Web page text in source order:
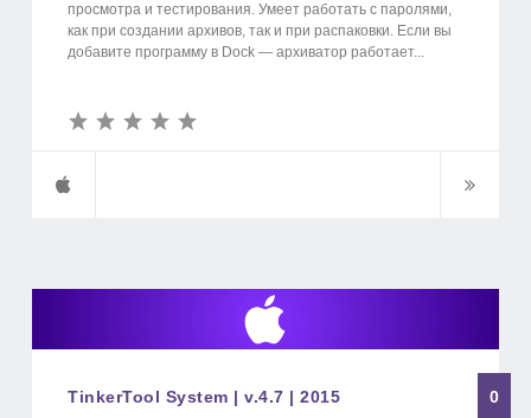
просмотра и тестирования. Умеет работать с паролями,
как при создании архивов, так и при распаковки. Если вы
добавите программу в Dock — архиватор работает...
TinkerTool System | v.4.7 | 2015 0